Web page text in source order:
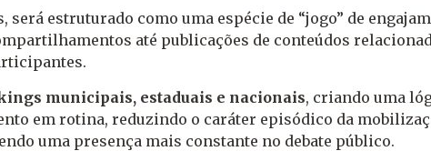
estruturado como uma espécie de “jogo” de
até publicações de conteúdos
municipais, estaduais e nacionais, criando uma
em rotina, reduzindo o caráter episódico da
uma presença mais constante no debate público.